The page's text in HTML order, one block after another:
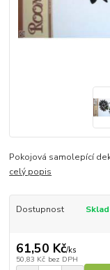
Pokojová samolepící
celý popis
Dostupnost
61,50 Kč/ks
50,83 Kč bez DPH